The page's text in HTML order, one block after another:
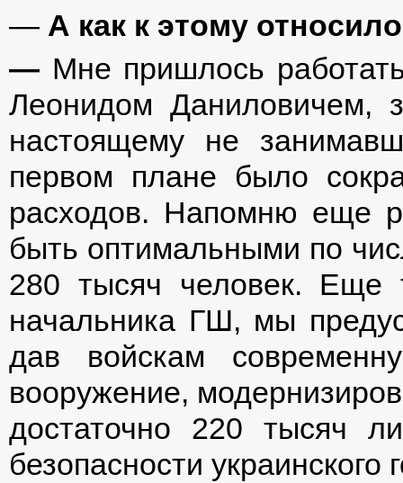
— А как к этому
— Мне пришлось
Леонидом Даниловичем,
настоящему не
первом плане было
расходов. Напомню еще
быть оптимальными по
280 тысяч человек. Еще
начальника ГШ, мы
дав войскам
вооружение,
достаточно 220 тысяч
безопасности украинского